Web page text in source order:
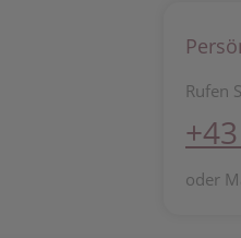
Rufen
oder